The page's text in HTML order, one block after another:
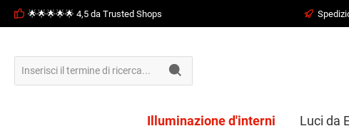
Passa alla navigazione principale
🌟🌟🌟🌟🌟 4,5 da Trusted Shops
Illuminazione d'interni Luci da